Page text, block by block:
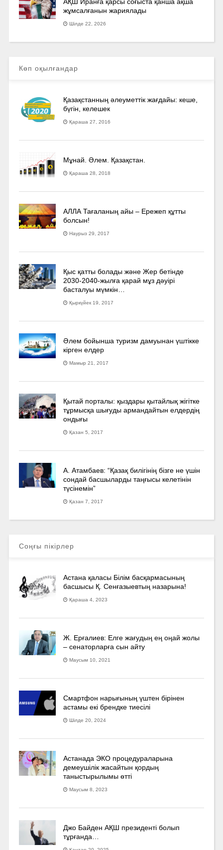
АҚШ Иранға қарсы соғыста қанша ақша
жұмсалғанын жариялады
Шілде 22, 2026
Көп оқылғандар
Қазақстанның әлеуметтік жағдайы: кеше,
бүгін, келешек
Қараша 27, 2016
Мұнай. Әлем. Қазақстан.
Қараша 28, 2018
АЛЛА Тағаланың айы – Ережеп құтты
болсын!
Наурыз 29, 2017
Қыс қатты болады және Жер бетінде
2030-2040­-жылға қарай мұз дәуірі
басталуы мүмкін…
Қыркүйек 19, 2017
Әлем бойынша туризм дамуынан үштікке
кірген елдер
Мамыр 21, 2017
Қытай порталы: қыздары қытайлық жігітке
тұрмысқа шығуды армандайтын елдердің
ондығы
Қазан 5, 2017
А. Атамбаев: “Қазақ билігінің бізге не үшін
сондай басшыларды таңғысы келетінін
түсінемін”
Қазан 7, 2017
Соңғы пікірлер
Астана қаласы Білім басқармасының
басшысы Қ. Сенғазыевтың назарына!
Қараша 4, 2023
Ж. Ерғалиев: Елге жағудың ең оңай жолы
– сенаторларға сын айту
Маусым 10, 2021
Смартфон нарығының үштен бірінен
астамы екі брендке тиесілі
Шілде 20, 2024
Астанада ЭКО процедураларына
демеушілік жасайтын қордың
таныстырылымы өтті
Маусым 8, 2023
Джо Байден АҚШ президенті болып
тұрғанда…